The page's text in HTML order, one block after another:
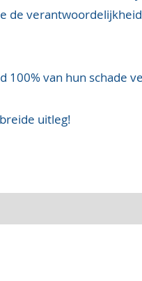
de
100% van hun schade
uitleg!